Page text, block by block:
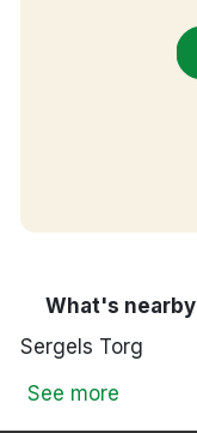
What's nearby
Sergels Torg
See more